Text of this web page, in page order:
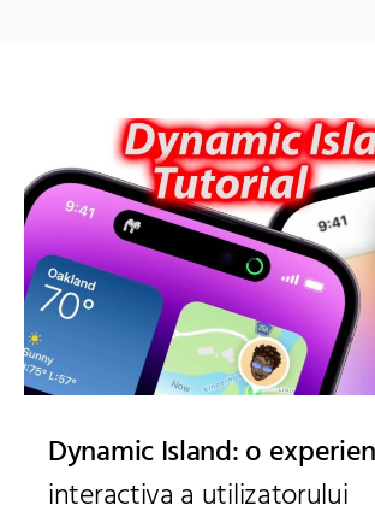
Dynamic Island: o
interactiva a utilizatorului